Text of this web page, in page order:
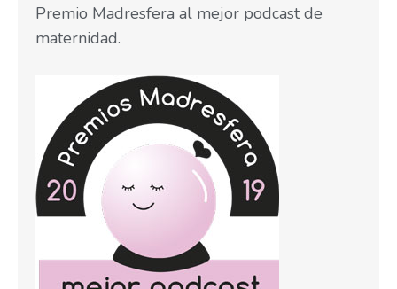
Premio Madresfera al mejor podcast de
maternidad.